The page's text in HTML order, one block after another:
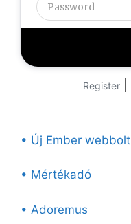
Register
• Új Ember webbolt
• Mértékadó
• Adoremus